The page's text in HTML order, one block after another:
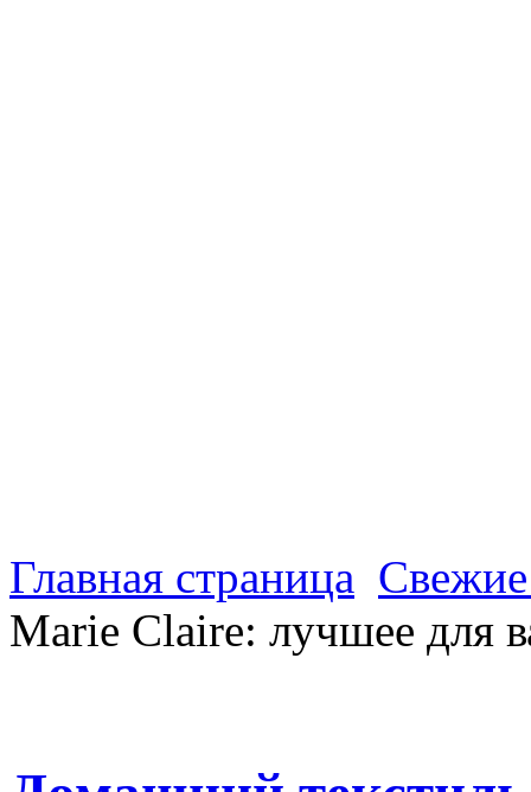
Главная страница
Marie Claire: лучшее для